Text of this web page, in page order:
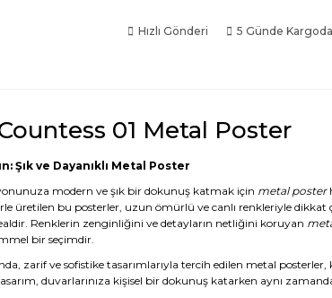
Hızlı Gönderi 5 Günde Kargoda
01 Metal Poster
Şık ve Dayanıklı Metal Poster
modern ve şık bir dokunuş katmak için metal poster
üretilen bu posterler, uzun ömürlü ve canlı renkleriyle dikkat
Renklerin zenginliğini ve detayların netliğini koruyan
bir seçimdir.
zarif ve sofistike tasarımlarıyla tercih edilen metal posterler,
duvarlarınıza kişisel bir dokunuş katarken aynı